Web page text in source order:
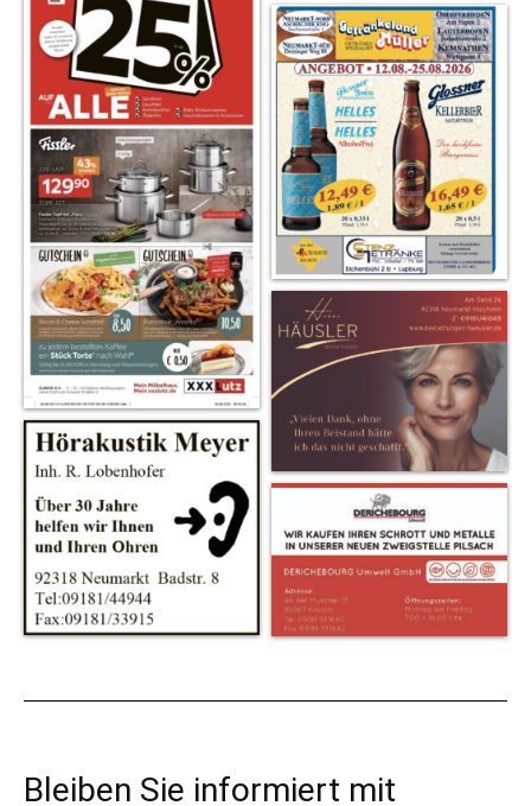
Bleiben Sie informiert mit